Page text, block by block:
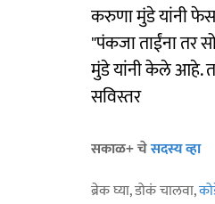
करुणा मुंडे यांनी
"पंकजा ताईंना तर
मुंडे यांनी केले आहे.
सविस्तर
सकाळ+ चेसदस्य व्हा
ब्रेक घ्या, डोकं चालवा,